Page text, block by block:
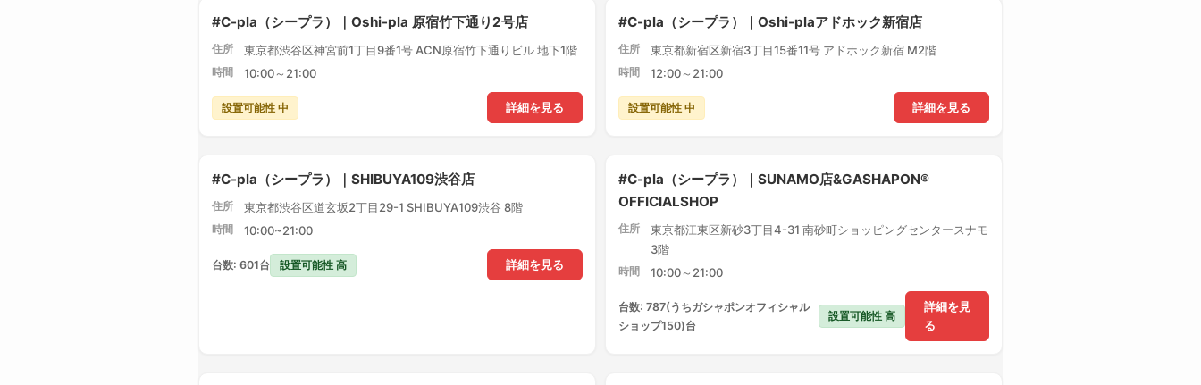
#C-pla（シープラ）｜Oshi-pla 原宿竹下通り2号店
住所 東京都渋谷区神宮前1丁目9番1号 ACN原宿竹下通りビル 地下1階
時間 10:00～21:00
詳細を見る
設置可能性 中
#C-pla（シープラ）｜Oshi-plaアドホック新宿店
住所 東京都新宿区新宿3丁目15番11号 アドホック新宿 M2階
時間 12:00～21:00
詳細を見る
設置可能性 中
#C-pla（シープラ）｜SHIBUYA109渋谷店
住所 東京都渋谷区道玄坂2丁目29-1 SHIBUYA109渋谷 8階
時間 10:00~21:00
詳細を見る
台数: 601台 設置可能性 高
#C-pla（シープラ）｜SUNAMO店&GASHAPON®
OFFICIALSHOP
住所
東京都江東区新砂3丁目4-31 南砂町ショッピングセンタースナモ
3階
時間 10:00～21:00
詳細を見
る
台数: 787(うちガシャポンオフィシャル
ショップ150)台
設置可能性 高